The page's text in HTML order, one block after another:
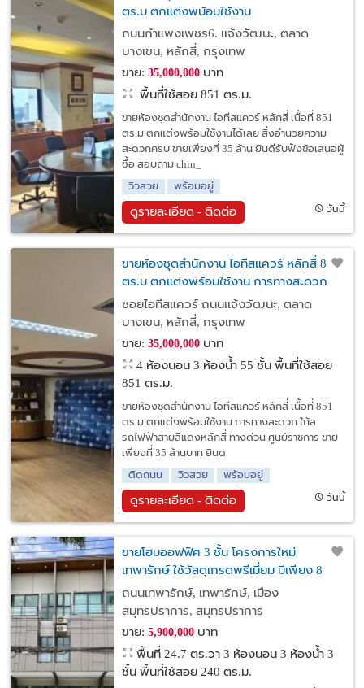
ตร.ม ตกแต่งพน้อมใช้งาน
ถนนกำแพงเพชร6. เเจ้งวัฒนะ, ตลาด
บางเขน, หลักสี่, กรุงเทพ
ขาย: 35,000,000บาท
พื้นที่ใช้สอย 851 ตร.ม.
ขายห้องชุดสำนักงาน ไอทีสแควร์ หลักสี่ เนื้อที่ 851
ตร.ม ตกแต่งพร้อมใช้งานได้เลย สิ่งอำนวยความ
สะดวกครบ ขายเพียงที่ 35 ล้าน ยินดีรับฟังข้อเสนอผู้
ซื้อ สอบถาม chin_
วิวสวย
พร้อมอยู่
ดูรายละเอียด - ติดต่อ วันนี้
ขายห้องชุดสำนักงาน ไอทีสแควร์ หลักสี่ 851
ตร.ม ตกแต่งพร้อมใช้งาน การทางสะดวก
ใก้ลรถไฟฟ้าสายสีแดงหลักสี่ ทางด่วน ศูนย์
ราชการ
ซอยไอทีสแควร์ ถนนเเจ้งวัฒนะ, ตลาด
บางเขน, หลักสี่, กรุงเทพ
ขาย: 35,000,000บาท
4 ห้องนอน 3 ห้องน้ำ 55 ชั้น พื้นที่ใช้สอย
851 ตร.ม.
ขายห้องชุดสำนักงาน ไอทีสแควร์ หลักสี่ เนื้อที่ 851
ตร.ม ตกแต่งพร้อมใช้งาน การทางสะดวก ใก้ล
รถไฟฟ้าสายสีแดงหลักสี่ ทางด่วน ศูนย์ราชการ ขาย
เพียงที่ 35 ล้านบาท ยินด
ติดถนน
วิวสวย พร้อมอยู่
ดูรายละเอียด - ติดต่อ วันนี้
ขายโฮมออฟฟิศ 3 ชั้น โครงการใหม่
เทพารักษ์ ใช้วัสดุเกรดพรีเมี่ยม มีเพียง 8
ยูนิต ราคาพิเศษเริ่ม 5.9 ลบ. เปิดธุรกิจ ซื้ออยู่
เองหรือลงทุนก็คุ้ม yeild 7%
ถนนเทพารักษ์, เทพารักษ์, เมือง
สมุทรปราการ, สมุทรปราการ
ขาย: 5,900,000บาท
พื้นที่ 24.7 ตร.วา 3 ห้องนอน 3 ห้องน้ำ 3
ชั้น พื้นที่ใช้สอย 240 ตร.ม.